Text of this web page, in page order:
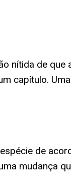
nítida de
capítulo.
de
mudança